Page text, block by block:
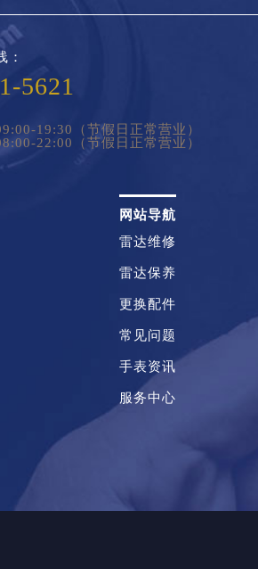
：
5621
19:30（节假日正常营业）
22:00（节假日正常营业）
网站导航
雷达维修
雷达保养
更换配件
常见问题
手表资讯
服务中心